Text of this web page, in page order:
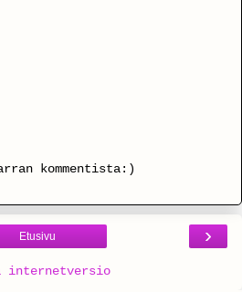
kommentista:)
›
Etusivu
internetversio